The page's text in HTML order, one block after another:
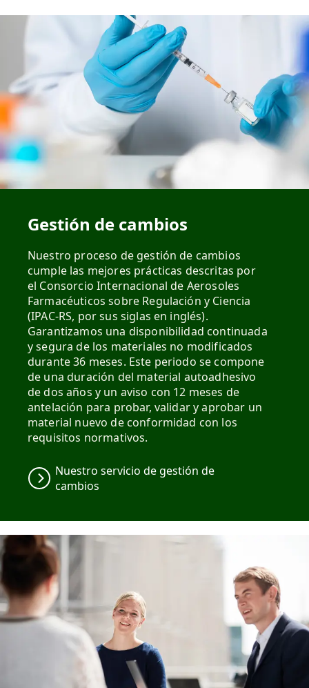
Gestión de cambios
Nuestro proceso de gestión de cambios
cumple las mejores prácticas descritas por
el Consorcio Internacional de Aerosoles
Farmacéuticos sobre Regulación y Ciencia
(IPAC-RS, por sus siglas en inglés).
Garantizamos una disponibilidad continuada
y segura de los materiales no modificados
durante 36 meses. Este periodo se compone
de una duración del material autoadhesivo
de dos años y un aviso con 12 meses de
antelación para probar, validar y aprobar un
material nuevo de conformidad con los
requisitos normativos.
Nuestro servicio de gestión de
cambios